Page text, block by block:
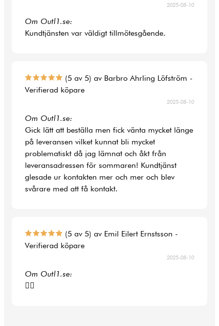
2025-08-10
Om Outl1.se:
Kundtjänsten var väldigt tillmötesgående.
(5 av 5) av Barbro Ahrling Löfström -
Verifierad köpare
2025-08-10
Om Outl1.se:
Gick lätt att beställa men fick vänta mycket länge
på leveransen vilket kunnat bli mycket
problematiskt då jag lämnat och åkt från
leveransadressen för sommaren! Kundtjänst
glesade ur kontakten mer och mer och blev
svårare med att få kontakt.
(5 av 5) av Emil Eilert Ernstsson -
Verifierad köpare
2025-08-10
Om Outl1.se:
👍🏻